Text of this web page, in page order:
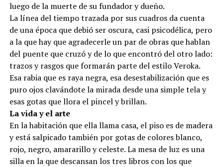
luego de la muerte de su fundador y dueño.
La línea del tiempo trazada por sus cuadros da cuenta
de una época que debió ser oscura, casi psicodélica, pero
a la que hay que agradecerle un par de obras que hablan
del puente que cruzó y de lo que encontró del otro lado:
trazos y rasgos que formarán parte del estilo Veroka.
Esa rabia que es raya negra, esa desestabilización que es
puro ojos clavándote la mirada desde una simple tela y
esas gotas que llora el pincel y brillan.
La vida y el arte
En la habitación que ella llama casa, el piso es de madera
y está salpicado también por gotas de colores blanco,
rojo, negro, amararillo y celeste. La mesa de luz es una
silla en la que descansan los tres libros con los que